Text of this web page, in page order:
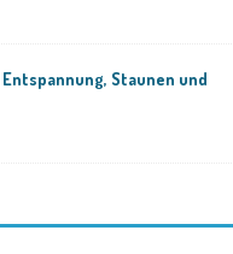
Staunen und